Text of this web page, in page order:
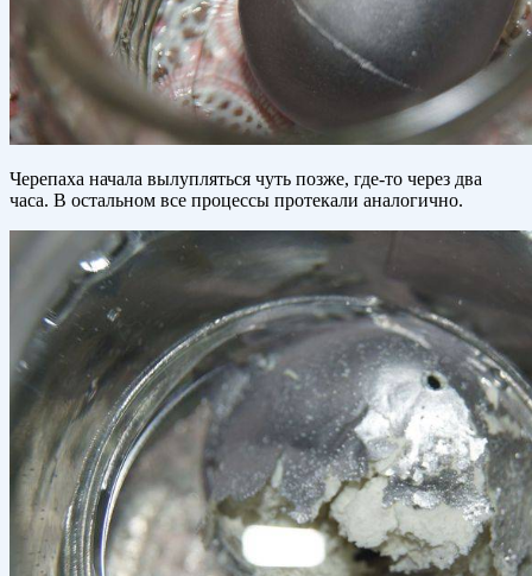
Черепаха начала вылупляться чуть позже, где-то через два
часа. В остальном все процессы протекали аналогично.